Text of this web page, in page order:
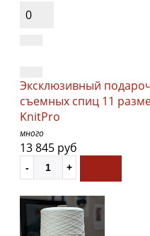
0
Эксклюзивный
съемных спиц 11
KnitPro
много
13 845 руб